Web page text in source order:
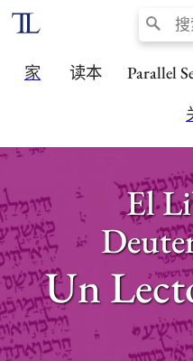
家 读本 Parallel
El
Un